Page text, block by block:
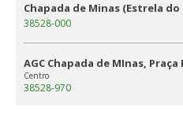
Chapada de Minas (Estrela do
38528-000
AGC Chapada de MInas,
Centro
38528-970